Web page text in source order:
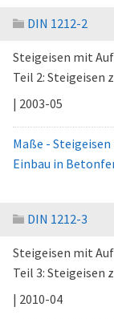
DIN 1212-2
Steigeisen mit
Teil 2:
| 2003-05
Maße -
Einbau in
DIN 1212-3
Steigeisen mit
Teil 3: Steigeisen
| 2010-04